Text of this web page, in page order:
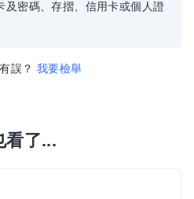
及密碼、存摺、信用卡或個人證
誤？ 我要檢舉
看了...